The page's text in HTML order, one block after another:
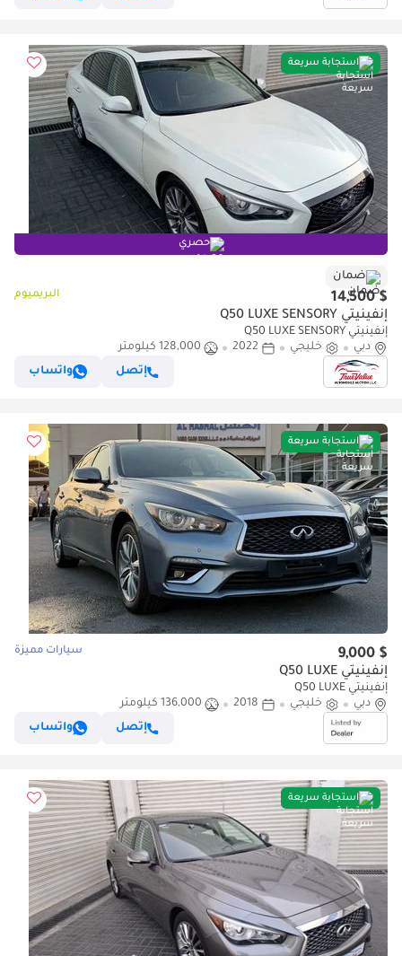
استجابة سريعة
حصري
ضمان
$ 14,500 البريميوم
إنفينيتي Q50 LUXE SENSORY
إنفينيتي Q50 LUXE SENSORY
دبي
خليجي 2022
128,000 كيلومتر
إتصل
واتساب
استجابة سريعة
$ 9,000 سيارات مميزة
إنفينيتي Q50 LUXE
إنفينيتي Q50 LUXE
دبي
خليجي 2018
136,000 كيلومتر
إتصل
واتساب
استجابة سريعة